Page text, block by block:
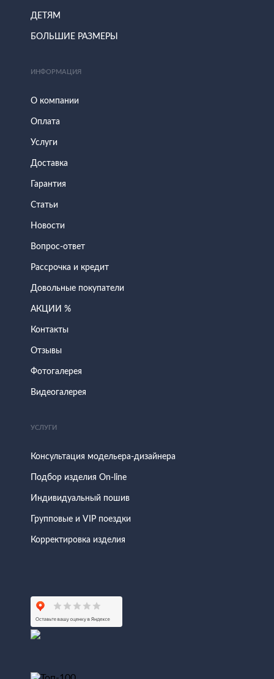
ДЕТЯМ
БОЛЬШИЕ РАЗМЕРЫ
ИНФОРМАЦИЯ
О компании
Оплата
Услуги
Доставка
Гарантия
Статьи
Новости
Вопрос-ответ
Рассрочка и кредит
Довольные покупатели
АКЦИИ %
Контакты
Отзывы
Фотогалерея
Видеогалерея
УСЛУГИ
Консультация модельера-дизайнера
Подбор изделия On-line
Индивидуальный пошив
Групповые и VIP поездки
Корректировка изделия